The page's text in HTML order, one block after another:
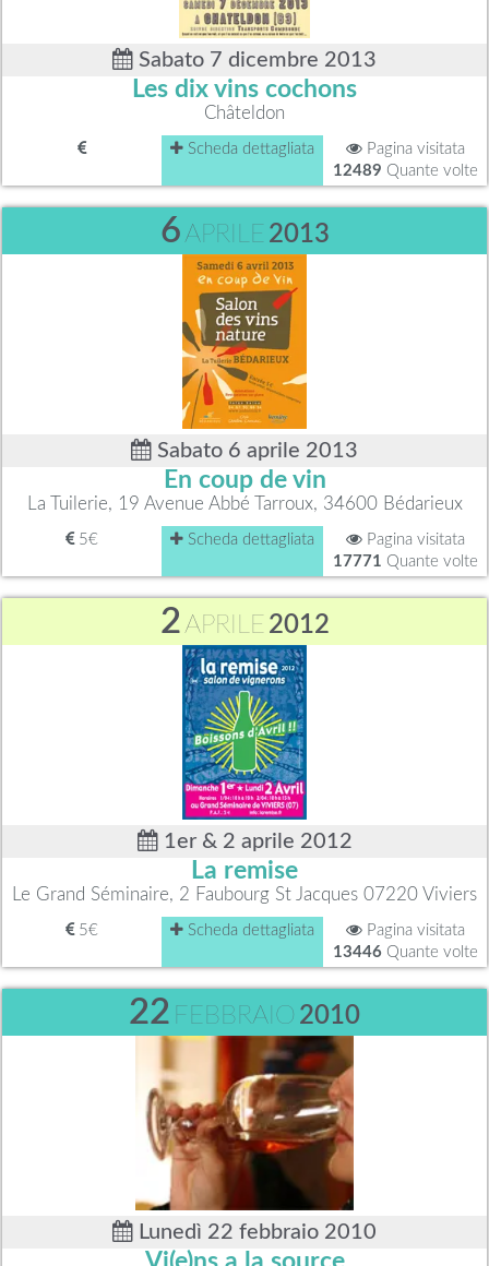
Sabato 7 dicembre 2013
Les dix vins cochons
Châteldon
Scheda dettagliata
Pagina visitata
12489 Quante volte
6APRILE 2013
Sabato 6 aprile 2013
En coup de vin
La Tuilerie, 19 Avenue Abbé Tarroux, 34600 Bédarieux
5€ Scheda dettagliata
Pagina visitata
17771 Quante volte
2APRILE 2012
1er & 2 aprile 2012
La remise
Le Grand Séminaire, 2 Faubourg St Jacques 07220 Viviers
5€ Scheda dettagliata
Pagina visitata
13446Quante volte
22 FEBBRAIO 2010
Lunedì 22 febbraio 2010